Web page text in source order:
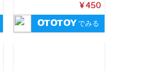
¥ 450
でみる